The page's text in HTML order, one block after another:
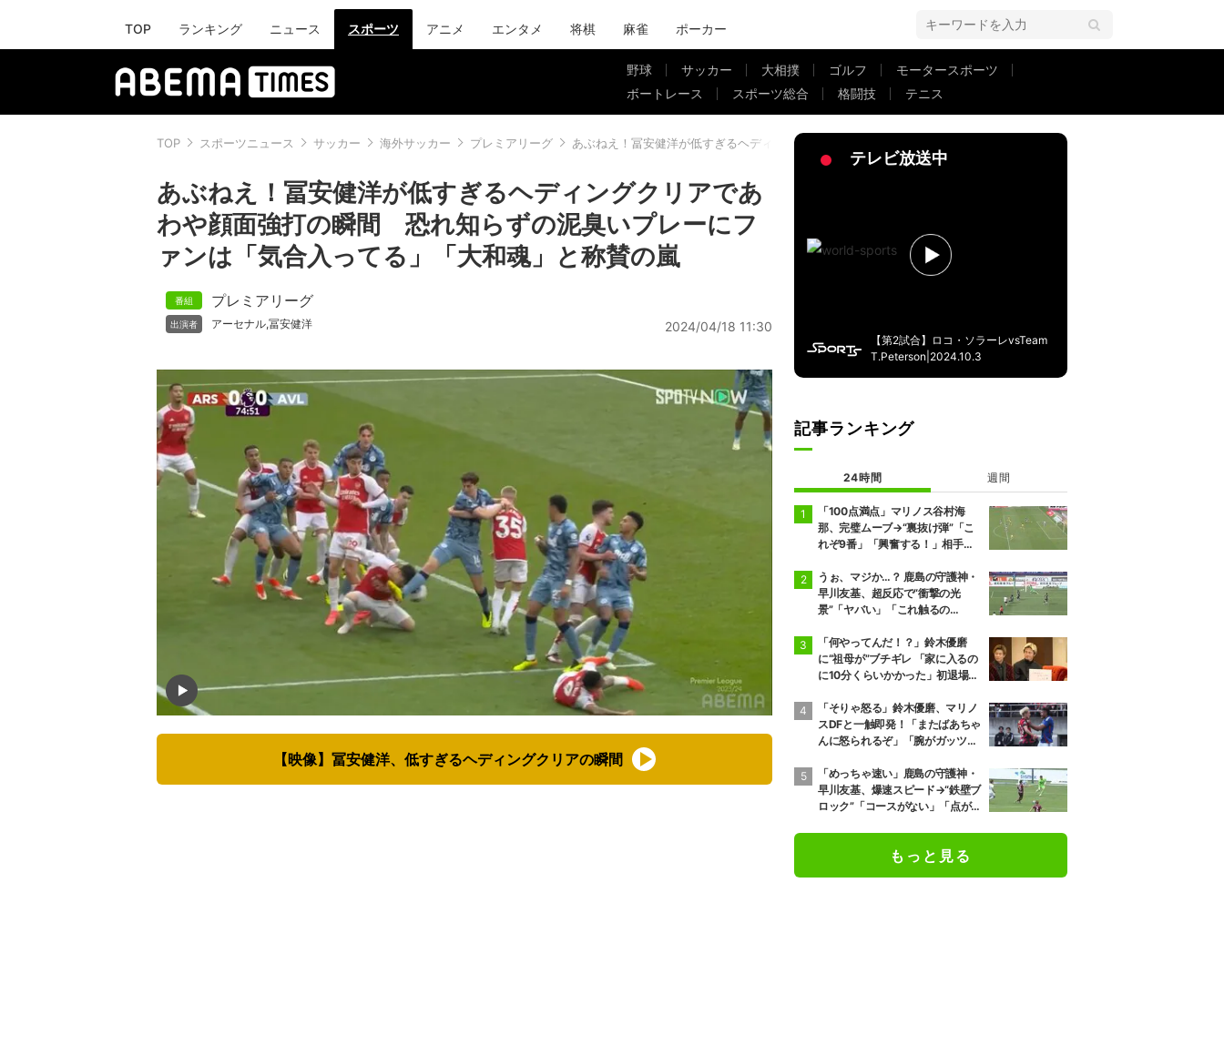
TOP ランキング ニュース スポーツ アニメ エンタメ 将棋 麻雀 ポーカー
野球 サッカー 大相撲 ゴルフ
モータースポーツ
ボートレース
スポーツ総合 格闘技 テニス
TOP スポーツニュース サッカー 海外サッカー プレミアリーグ あぶねえ！冨安健洋が低すぎるヘディングクリアであわや顔面強打の瞬間 恐れ知らずの泥臭いプレーにファンは「気合
あぶねえ！冨安健洋が低すぎるヘディングクリアであ
わや顔面強打の瞬間 恐れ知らずの泥臭いプレーにフ
ァンは「気合入ってる」「大和魂」と称賛の嵐
プレミアリーグ
アーセナル,冨安健洋 2024/04/18 11:30
【映像】冨安健洋、低すぎるヘディングクリアの瞬間
テレビ放送中
【第2試合】ロコ・ソラーレvsTeam
T.Peterson|2024.10.3
記事ランキング
24時間 週間
「100点満点」マリノス谷村海
那、完璧ムーブ→“裏抜け弾”「こ
れぞ9番」「興奮する！」相手守
出し”
うぉ、マジか…？ 鹿島の守護神・
早川友基、超反応で“衝撃の光
景”「ヤバい」「これ触るの
本“スーパーセーブ”
「何やってんだ！？」鈴木優磨
に“祖母が”ブチギレ 「家に入るの
に10分くらいかかった」初退場の
「そりゃ怒る」鈴木優磨、マリノ
スDFと一触即発！「またばあちゃ
んに怒られるぞ」「腕がガッツリ
「めっちゃ速い」鹿島の守護神・
早川友基、爆速スピード→“鉄壁ブ
ロック”「コースがない」「点が
もっと見る